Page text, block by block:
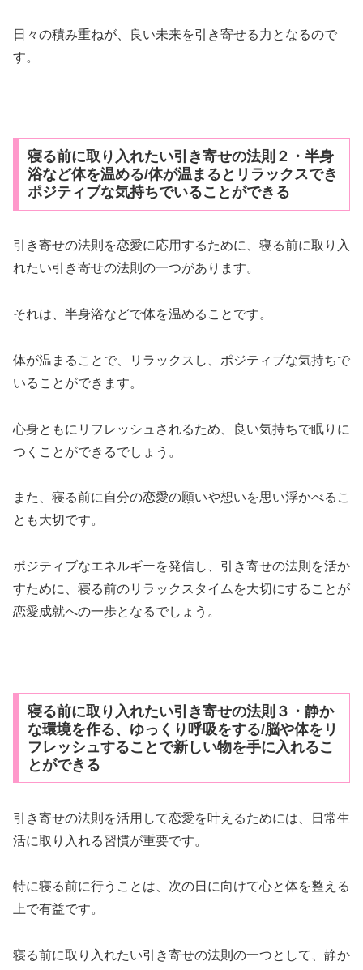
日々の積み重ねが、良い未来を引き寄せる力となるので
す。
寝る前に取り入れたい引き寄せの法則２・半身
浴など体を温める/体が温まるとリラックスでき
ポジティブな気持ちでいることができる
引き寄せの法則を恋愛に応用するために、寝る前に取り入
れたい引き寄せの法則の一つがあります。
それは、半身浴などで体を温めることです。
体が温まることで、リラックスし、ポジティブな気持ちで
いることができます。
心身ともにリフレッシュされるため、良い気持ちで眠りに
つくことができるでしょう。
また、寝る前に自分の恋愛の願いや想いを思い浮かべるこ
とも大切です。
ポジティブなエネルギーを発信し、引き寄せの法則を活か
すために、寝る前のリラックスタイムを大切にすることが
恋愛成就への一歩となるでしょう。
寝る前に取り入れたい引き寄せの法則３・静か
な環境を作る、ゆっくり呼吸をする/脳や体をリ
フレッシュすることで新しい物を手に入れるこ
とができる
引き寄せの法則を活用して恋愛を叶えるためには、日常生
活に取り入れる習慣が重要です。
特に寝る前に行うことは、次の日に向けて心と体を整える
上で有益です。
寝る前に取り入れたい引き寄せの法則の一つとして、静か